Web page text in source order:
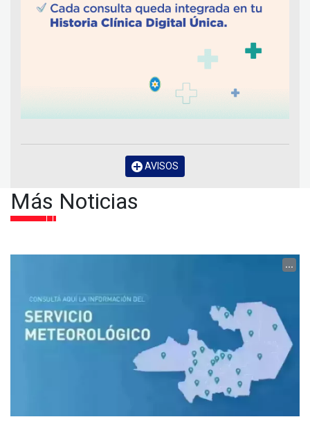
AVISOS
Más Noticias
...